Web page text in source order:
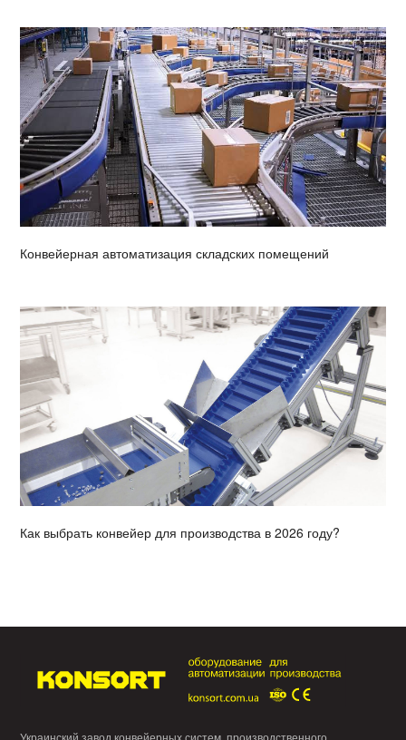
Конвейерная автоматизация складских помещений
Как выбрать конвейер для производства в 2026 году?
Украинский завод конвейерных систем, производственного